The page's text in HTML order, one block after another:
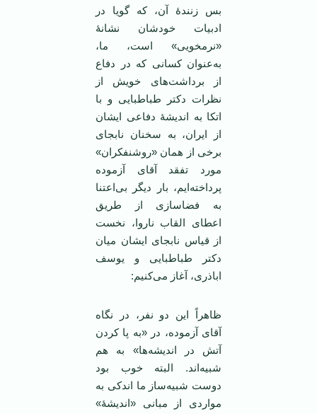
بس زنندۀ آن، که گویا در
ادبیات خودشان نشانۀ
«نرمخویی» است، ما،
به‌عنوان کسانی که در دفاع
از برداشت‌های خویش از
نظرات دکتر طباطبایی و با
اتکا به اندیشۀ دفاعی ایشان
از ایران، به سخنان نابجای
برخی از همان «روشنفکران»
مورد تفقد آقای آزموده
پرداخته‌ایم، بار دیگر بی‌اعتنا
به فضاسازی از طریق
اعطای القاب ناروا، نخست
از قیاس نابجای ایشان میان
دکتر طباطبایی و یوسف
اباذری، آغاز می‌کنیم:
ظاهراً این دو نفر، در نگاه
آقای آزموده، در «به پا کردن
آتش در اندیشه‌ها» به هم
شبیه‌اند. البته خوب بود
دوست شبیه‌ساز ما اندکی به
مواردی از مبانی «اندیشۀ»